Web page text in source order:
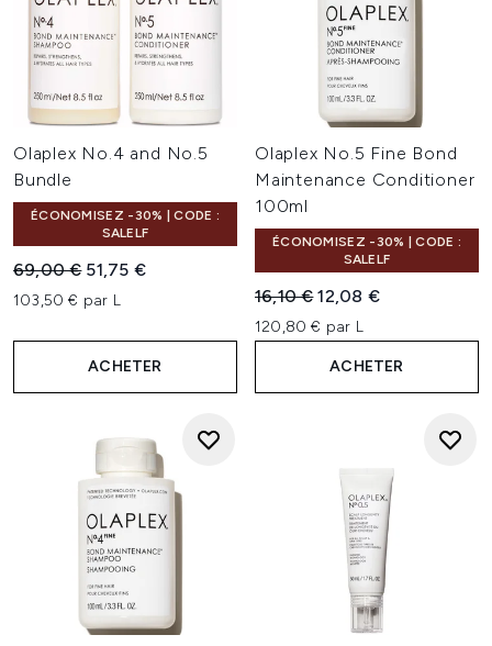
Olaplex No.4 and No.5
Bundle
ÉCONOMISEZ -30% | CODE :
SALELF
Prix de vente :
69,00 € Prix ​​actuel :
51,75 €
103,50 € par L
ACHETER
Olaplex No.5 Fine Bond
Maintenance Conditioner
100ml
ÉCONOMISEZ -30% | CODE :
SALELF
Prix de vente :
16,10 €Prix ​​actuel :
12,08 €
120,80 € par L
ACHETER